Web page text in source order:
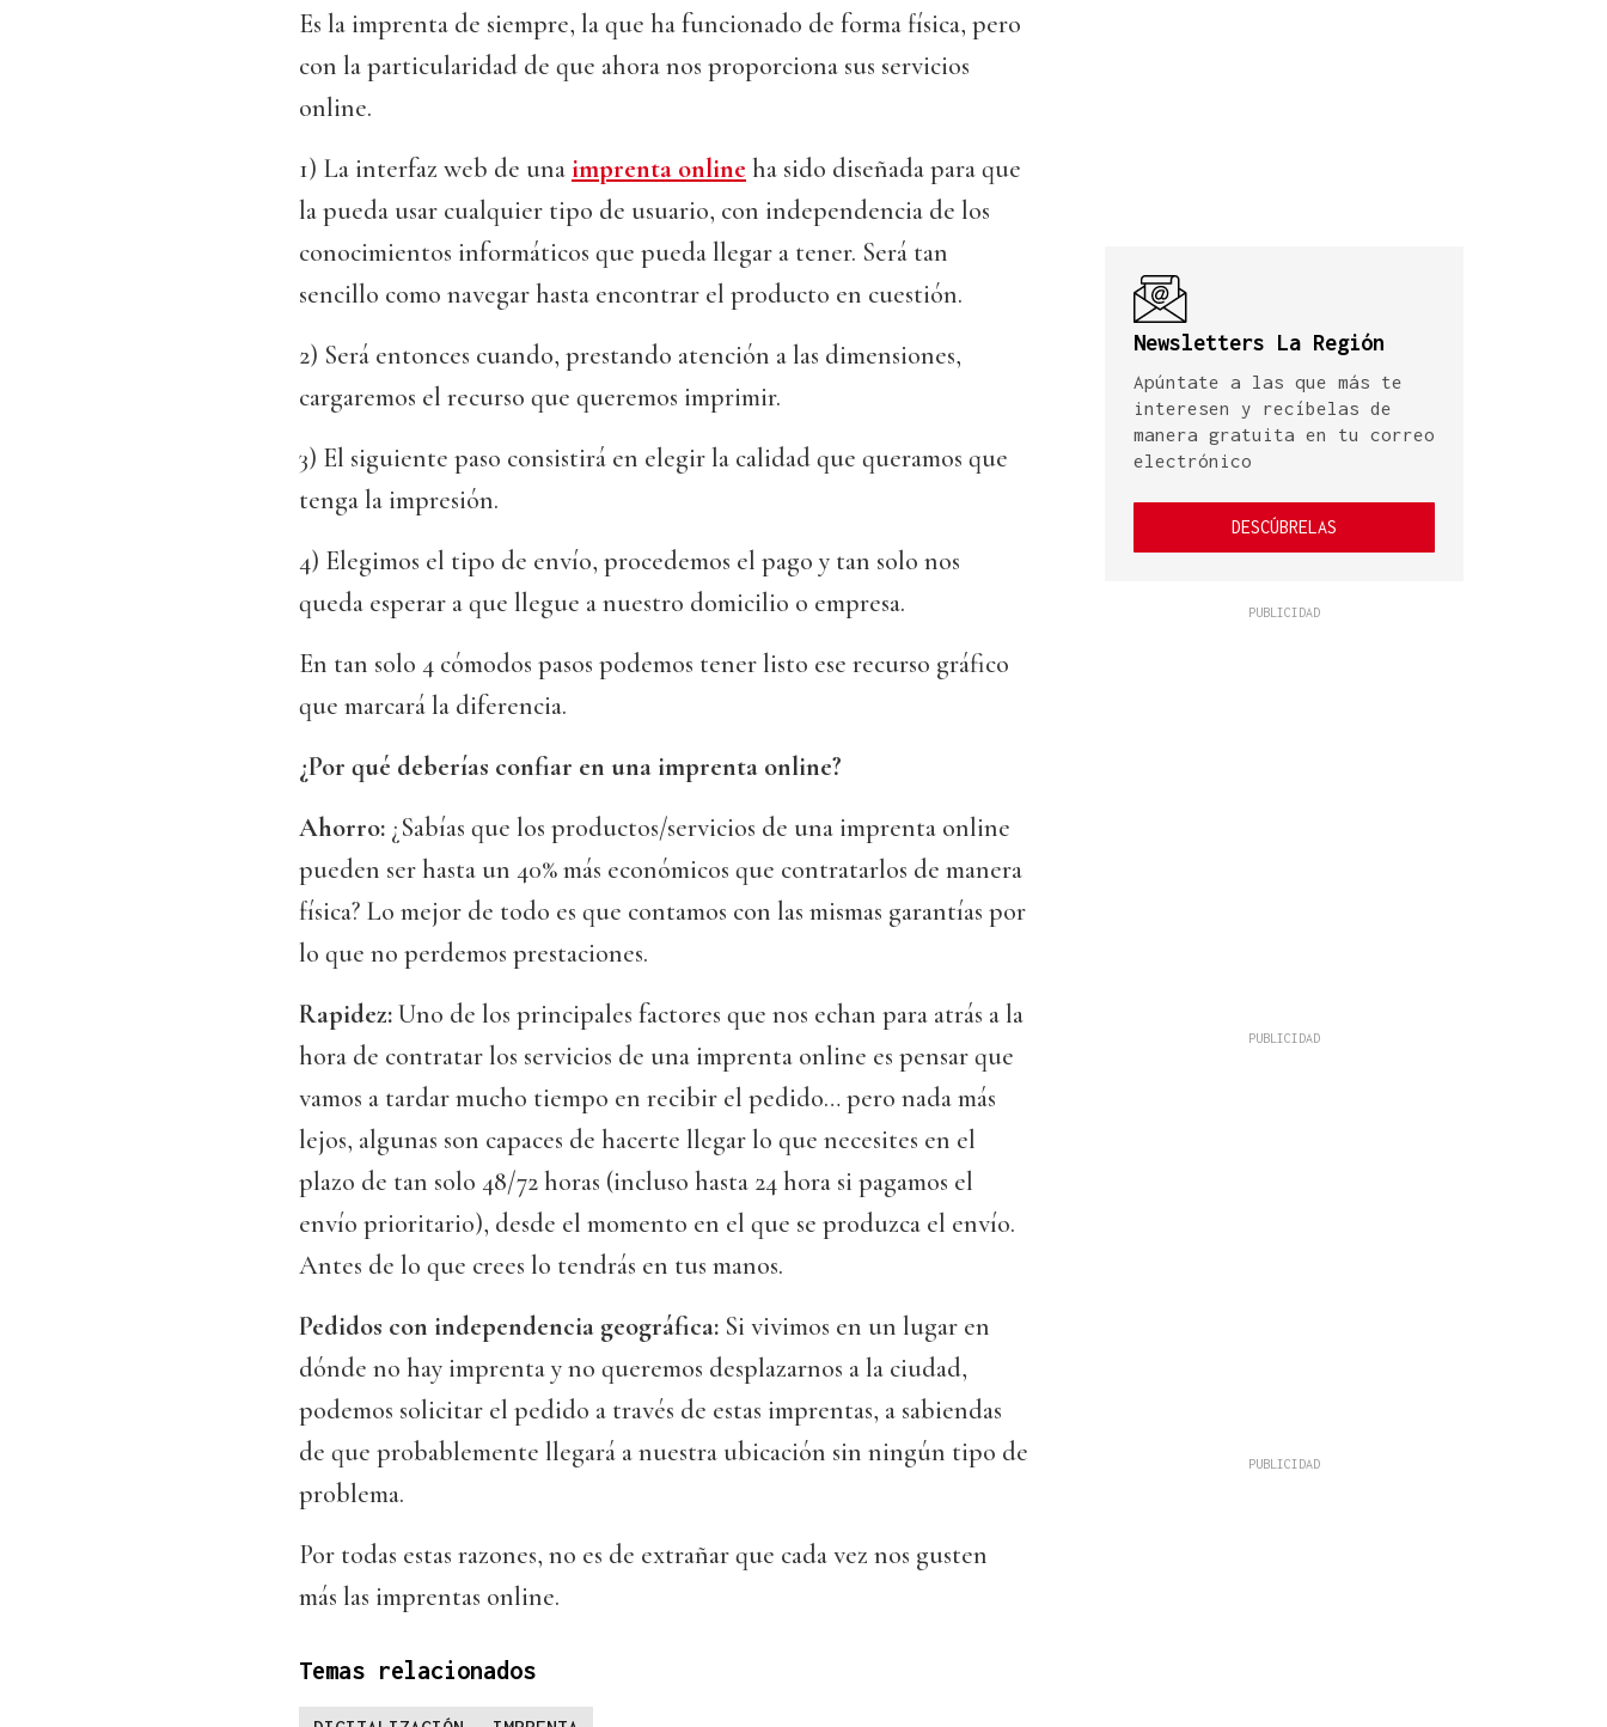
Es la imprenta de siempre, la que ha funcionado de forma física, pero
con la particularidad de que ahora nos proporciona sus servicios
online.
1) La interfaz web de una imprenta online ha sido diseñada para que
la pueda usar cualquier tipo de usuario, con independencia de los
conocimientos informáticos que pueda llegar a tener. Será tan
sencillo como navegar hasta encontrar el producto en cuestión.
2) Será entonces cuando, prestando atención a las dimensiones,
cargaremos el recurso que queremos imprimir.
3) El siguiente paso consistirá en elegir la calidad que queramos que
tenga la impresión.
4) Elegimos el tipo de envío, procedemos el pago y tan solo nos
queda esperar a que llegue a nuestro domicilio o empresa.
En tan solo 4 cómodos pasos podemos tener listo ese recurso gráfico
que marcará la diferencia.
¿Por qué deberías confiar en una imprenta online?
Ahorro: ¿Sabías que los productos/servicios de una imprenta online
pueden ser hasta un 40% más económicos que contratarlos de manera
física? Lo mejor de todo es que contamos con las mismas garantías por
lo que no perdemos prestaciones.
Rapidez:Uno de los principales factores que nos echan para atrás a la
hora de contratar los servicios de una imprenta online es pensar que
vamos a tardar mucho tiempo en recibir el pedido… pero nada más
lejos, algunas son capaces de hacerte llegar lo que necesites en el
plazo de tan solo 48/72 horas (incluso hasta 24 hora si pagamos el
envío prioritario), desde el momento en el que se produzca el envío.
Antes de lo que crees lo tendrás en tus manos.
Pedidos con independencia geográfica: Si vivimos en un lugar en
dónde no hay imprenta y no queremos desplazarnos a la ciudad,
podemos solicitar el pedido a través de estas imprentas, a sabiendas
de que probablemente llegará a nuestra ubicación sin ningún tipo de
problema.
Por todas estas razones, no es de extrañar que cada vez nos gusten
más las imprentas online.
Temas relacionados
Newsletters La Región
Apúntate a las que más te
interesen y recíbelas de
manera gratuita en tu correo
electrónico
DESCÚBRELAS